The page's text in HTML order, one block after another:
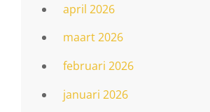
april 2026
maart 2026
februari 2026
januari 2026